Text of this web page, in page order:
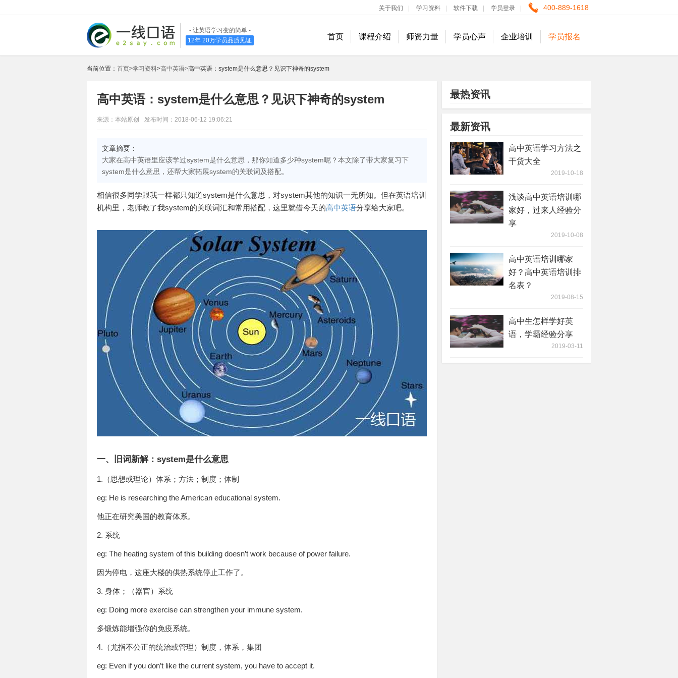
关于我们 学习资料 软件下载 学员登录 400-889-1618
- 让英语学习变的简单 -
12年 20万学员品质见证
首页 课程介绍 师资力量 学员心声 企业培训 学员报名
当前位置： 首页>学习资料>高中英语>高中英语：system是什么意思？见识下神奇的system
高中英语：system是什么意思？见识下神奇的system
来源：本站原创 发布时间：2018-06-12 19:06:21
文章摘要：
大家在高中英语里应该学过system是什么意思，那你知道多少种system呢？本文除了带大家复习下
system是什么意思，还帮大家拓展system的关联词及搭配。
相信很多同学跟我一样都只知道system是什么意思，对system其他的知识一无所知。但在英语培训
机构里，老师教了我system的关联词汇和常用搭配，这里就借今天的高中英语分享给大家吧。
一、旧词新解：system是什么意思
1.（思想或理论）体系；方法；制度；体制
eg: He is researching the American educational system.
他正在研究美国的教育体系。
2. 系统
eg: The heating system of this building doesn’t work because of power failure.
因为停电，这座大楼的供热系统停止工作了。
3. 身体；（器官）系统
eg: Doing more exercise can strengthen your immune system.
多锻炼能增强你的免疫系统。
4.（尤指不公正的统治或管理）制度，体系，集团
eg: Even if you don’t like the current system, you have to accept it.
最热资讯
最新资讯
高中英语学习方法之
干货大全
2019-10-18
浅谈高中英语培训哪
家好，过来人经验分
享
2019-10-08
高中英语培训哪家
好？高中英语培训排
名表？
2019-08-15
高中生怎样学好英
语，学霸经验分享
2019-03-11